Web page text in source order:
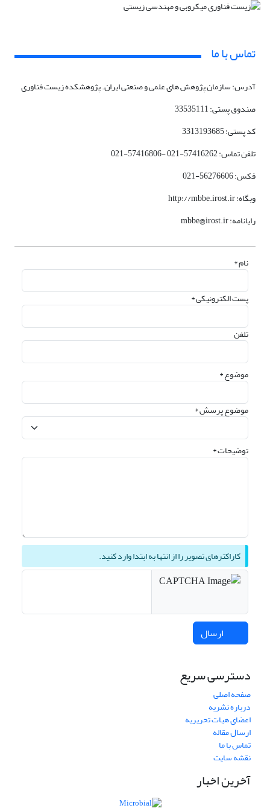
تماس با ما
آدرس: سازمان پژوهش های علمی و صنعتی ایران. پژوهشکده زیست فناوری
صندوق پستی: 33535111
کد پستی: 3313193685
تلفن تماس: 57416262-021 -57416806-021
فکس: 56276606-021
وبگاه: http://mbbe.irost.ir
رایانامه: mbbe@irost.ir
نام *
پست الکترونیکی *
تلفن
موضوع *
موضوع پرسش *
توضیحات *
کاراکترهای تصویر را از انتها به ابتدا وارد کنید.
ارسال
دسترسی سریع
صفحه اصلی
درباره نشریه
اعضای هیات تحریریه
ارسال مقاله
تماس با ما
نقشه سایت
آخرین اخبار